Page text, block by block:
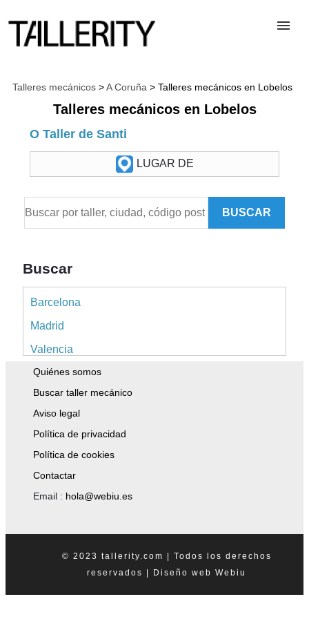
TALLERES
DESGUACES
PARA PROFESIONALES
BLOG
CONTACTAR
Talleres mecánicos >A Coruña > Talleres mecánicos en Lobelos
Talleres mecánicos en Lobelos
O Taller de Santi
LUGAR DE
BUSCAR
Buscar
Barcelona
Madrid
Valencia
Alicante
Sevilla
Málaga
Islas Baleares
Tenerife
Asturias
Quiénes somos
Buscar taller mecánico
Aviso legal
Política de privacidad
Política de cookies
Contactar
Email : hola@webiu.es
© 2023 tallerity.com | Todos los derechos
reservados |
Diseño web Webiu